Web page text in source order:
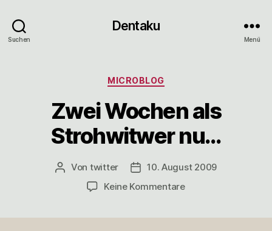
Suchen
Dentaku
Menü
Kategorien
MICROBLOG
Zwei Wochen als
Strohwitwer nu…
Beitragsautor
Von twitter Veröffentlichungsdatum
10. August 2009
Keine Kommentarezu